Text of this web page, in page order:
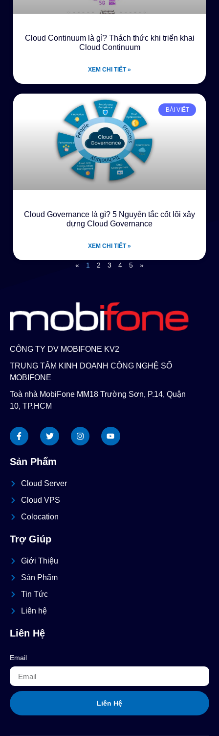
Cloud Continuum là gì? Thách thức khi triển khai
Cloud Continuum
XEM CHI TIẾT »
BÀI VIẾT
Cloud Governance là gì? 5 Nguyên tắc cốt lõi xây
dựng Cloud Governance
XEM CHI TIẾT »
« 1 2 3 4 5 »
CÔNG TY DV MOBIFONE KV2
TRUNG TÂM KINH DOANH CÔNG NGHỆ SỐ
MOBIFONE
Toà nhà MobiFone MM18 Trường Sơn, P.14, Quận
10, TP.HCM
Sản Phẩm
Cloud Server
Cloud VPS
Colocation
Trợ Giúp
Giới Thiệu
Sản Phẩm
Tin Tức
Liên hệ
Liên Hệ
Email
Liên Hệ